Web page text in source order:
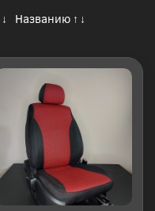
↓ Названию ↑ ↓